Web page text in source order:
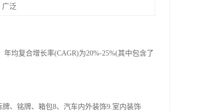
广泛
均复合增长率(CAGR)为20%-25%(其中包含了
、铭牌、箱包8、汽车内外装饰9.室内装饰